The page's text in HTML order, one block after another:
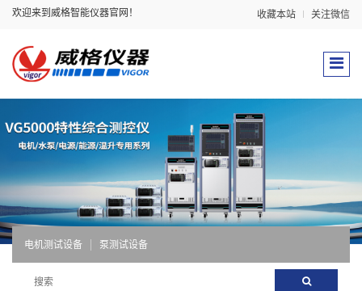
欢迎来到威格智能仪器官网！ 收藏本站 关注微信
电机测试设备 泵测试设备